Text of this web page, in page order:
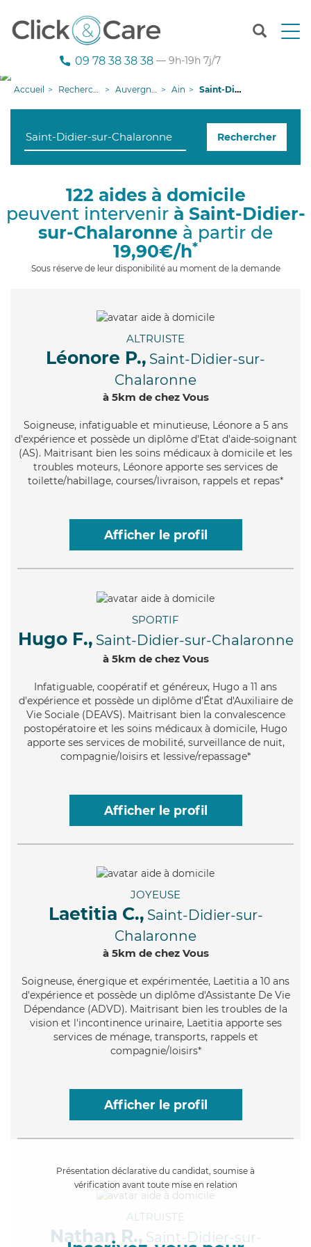
T
n
g
i
09 78 38 38 38 — 9h-19h 7j/7
Accueil Recherche aide à domicile Auvergne-Rhône-Alpes Ain Saint-Didier-sur-Chalaronne
Rechercher
122 aides à domicile
peuvent intervenir à Saint-Didier-
sur-Chalaronne à partir de
19,90€/h*
Sous réserve de leur disponibilité au moment de la demande
ALTRUISTE
Léonore P., Saint-Didier-sur-
Chalaronne
à 5km de chez Vous
Soigneuse, infatiguable et minutieuse, Léonore a 5 ans
d'expérience et possède un diplôme d'Etat d'aide-soignant
(AS). Maitrisant bien les soins médicaux à domicile et les
troubles moteurs, Léonore apporte ses services de
toilette/habillage, courses/livraison, rappels et repas*
Afficher le profil
SPORTIF
Hugo F., Saint-Didier-sur-Chalaronne
à 5km de chez Vous
Infatiguable, coopératif et généreux, Hugo a 11 ans
d'expérience et possède un diplôme d'État d'Auxiliaire de
Vie Sociale (DEAVS). Maitrisant bien la convalescence
postopératoire et les soins médicaux à domicile, Hugo
apporte ses services de mobilité, surveillance de nuit,
compagnie/loisirs et lessive/repassage*
Afficher le profil
JOYEUSE
Laetitia C., Saint-Didier-sur-
Chalaronne
à 5km de chez Vous
Soigneuse, énergique et expérimentée, Laetitia a 10 ans
d'expérience et possède un diplôme d'Assistante De Vie
Dépendance (ADVD). Maitrisant bien les troubles de la
vision et l'incontinence urinaire, Laetitia apporte ses
services de ménage, transports, rappels et
compagnie/loisirs*
Afficher le profil
Présentation déclarative du candidat, soumise à
vérification avant toute mise en relation
ALTRUISTE
Nathan R., Saint-Didier-sur-